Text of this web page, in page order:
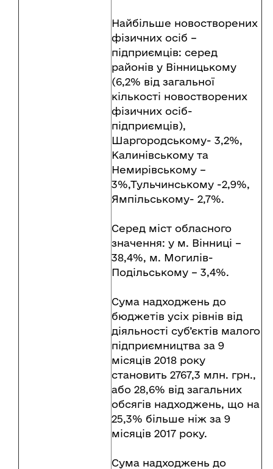
Найбільше новостворених
фізичних осіб –
підприємців: серед
районів у Вінницькому
(6,2% від загальної
кількості новостворених
фізичних осіб-
підприємців),
Шаргородському- 3,2%,
Калинівському та
Немирівському –
3%,Тульчинському -2,9%,
Ямпільському- 2,7%.
Серед міст обласного
значення: у м. Вінниці –
38,4%, м. Могилів-
Подільському – 3,4%.
Сума надходжень до
бюджетів усіх рівнів від
діяльності суб’єктів малого
підприємництва за 9
місяців 2018 року
становить 2767,3 млн. грн.,
або 28,6% від загальних
обсягів надходжень, що на
25,3% більше ніж за 9
місяців 2017 року.
Сума надходжень до